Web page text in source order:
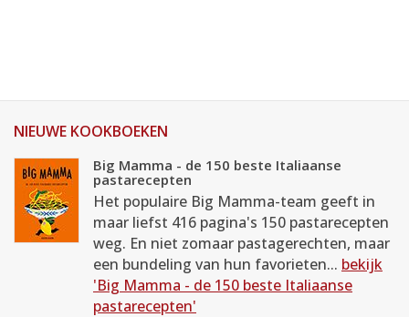
NIEUWE KOOKBOEKEN
Big Mamma - de 150 beste Italiaanse
pastarecepten
Het populaire Big Mamma-team geeft in
maar liefst 416 pagina's 150 pastarecepten
weg. En niet zomaar pastagerechten, maar
een bundeling van hun favorieten... bekijk
'Big Mamma - de 150 beste Italiaanse
pastarecepten'